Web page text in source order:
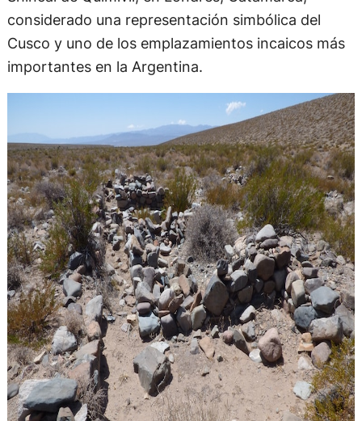
considerado una representación simbólica del
Cusco y uno de los emplazamientos incaicos más
importantes en la Argentina.